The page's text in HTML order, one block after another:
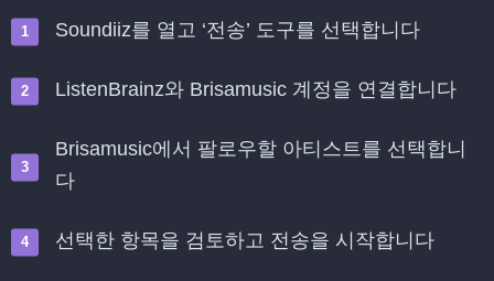
Soundiiz를 열고 ‘전송’ 도구를 선택합니다
ListenBrainz와 Brisamusic 계정을 연결합니다
Brisamusic에서 팔로우할 아티스트를 선택합니
다
선택한 항목을 검토하고 전송을 시작합니다